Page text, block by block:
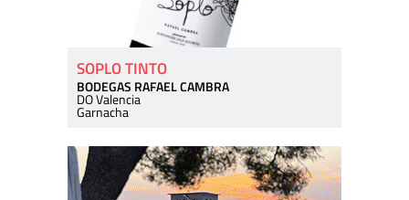
SOPLO TINTO
BODEGAS RAFAEL CAMBRA
DO Valencia
Garnacha